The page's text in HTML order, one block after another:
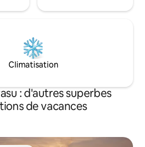
Climatisation
: d'autres superbes
de vacances